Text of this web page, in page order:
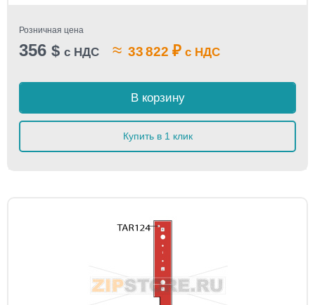
Розничная цена
356 $ с НДС ≈ 33 822 ₽ с НДС
В корзину
Купить в 1 клик